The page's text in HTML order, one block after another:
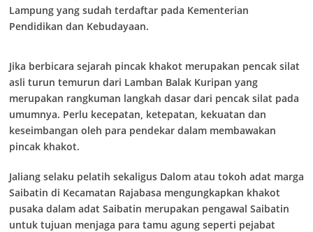
Lampung yang sudah terdaftar pada Kementerian
Pendidikan dan Kebudayaan.
Jika berbicara sejarah pincak khakot merupakan pencak silat
asli turun temurun dari Lamban Balak Kuripan yang
merupakan rangkuman langkah dasar dari pencak silat pada
umumnya. Perlu kecepatan, ketepatan, kekuatan dan
keseimbangan oleh para pendekar dalam membawakan
pincak khakot.
Jaliang selaku pelatih sekaligus Dalom atau tokoh adat marga
Saibatin di Kecamatan Rajabasa mengungkapkan khakot
pusaka dalam adat Saibatin merupakan pengawal Saibatin
untuk tujuan menjaga para tamu agung seperti pejabat